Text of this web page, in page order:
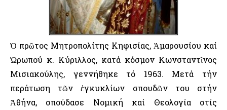
Ὁ πρῶτος Μητροπολίτης Κηφισίας, Ἁμαρουσίου καί
Ὠρωπού κ. Κύριλλος, κατά κόσμον Κωνσταντῖνος
Μισιακούλης, γεννήθηκε τό 1963. Μετά τήν
περάτωση τῶν ἐγκυκλίων σπουδῶν του στήν
Ἀθήνα, σπούδασε Νομική καί Θεολογία στίς